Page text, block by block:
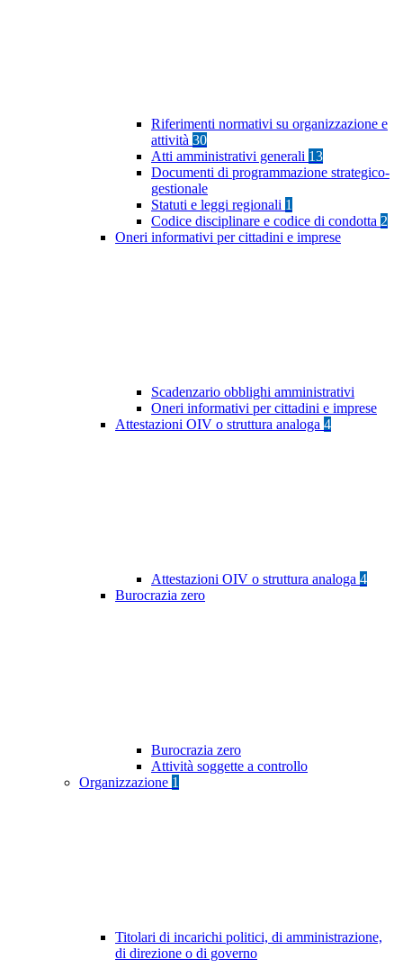
Riferimenti normativi su organizzazione e
attività 30
Atti amministrativi generali 13
Documenti di programmazione strategico-
gestionale
Statuti e leggi regionali 1
Codice disciplinare e codice di condotta 2
Oneri informativi per cittadini e imprese
Scadenzario obblighi amministrativi
Oneri informativi per cittadini e imprese
Attestazioni OIV o struttura analoga 4
Attestazioni OIV o struttura analoga 4
Burocrazia zero
Burocrazia zero
Attività soggette a controllo
Organizzazione 1
Titolari di incarichi politici, di amministrazione,
di direzione o di governo